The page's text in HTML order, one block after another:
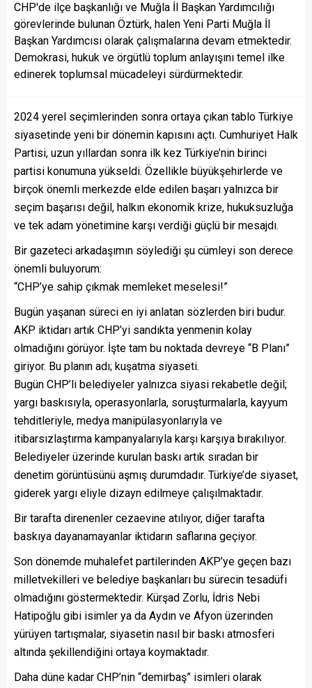
CHP'de ilçe başkanlığı ve Muğla İl Başkan Yardımcılığı
görevlerinde bulunan Öztürk, halen Yeni Parti Muğla İl
Başkan Yardımcısı olarak çalışmalarına devam etmektedir.
Demokrasi, hukuk ve örgütlü toplum anlayışını temel ilke
edinerek toplumsal mücadeleyi sürdürmektedir.
2024 yerel seçimlerinden sonra ortaya çıkan tablo Türkiye
siyasetinde yeni bir dönemin kapısını açtı. Cumhuriyet Halk
Partisi, uzun yıllardan sonra ilk kez Türkiye’nin birinci
partisi konumuna yükseldi. Özellikle büyükşehirlerde ve
birçok önemli merkezde elde edilen başarı yalnızca bir
seçim başarısı değil, halkın ekonomik krize, hukuksuzluğa
ve tek adam yönetimine karşı verdiği güçlü bir mesajdı.
Bir gazeteci arkadaşımın söylediği şu cümleyi son derece
önemli buluyorum:
“CHP’ye sahip çıkmak memleket meselesi!”
Bugün yaşanan süreci en iyi anlatan sözlerden biri budur.
AKP iktidarı artık CHP’yi sandıkta yenmenin kolay
olmadığını görüyor. İşte tam bu noktada devreye “B Planı”
giriyor. Bu planın adı; kuşatma siyaseti.
Bugün CHP’li belediyeler yalnızca siyasi rekabetle değil;
yargı baskısıyla, operasyonlarla, soruşturmalarla, kayyum
tehditleriyle, medya manipülasyonlarıyla ve
itibarsızlaştırma kampanyalarıyla karşı karşıya bırakılıyor.
Belediyeler üzerinde kurulan baskı artık sıradan bir
denetim görüntüsünü aşmış durumdadır. Türkiye’de siyaset,
giderek yargı eliyle dizayn edilmeye çalışılmaktadır.
Bir tarafta direnenler cezaevine atılıyor, diğer tarafta
baskıya dayanamayanlar iktidarın saflarına geçiyor.
Son dönemde muhalefet partilerinden AKP’ye geçen bazı
milletvekilleri ve belediye başkanları bu sürecin tesadüfi
olmadığını göstermektedir. Kürşad Zorlu, İdris Nebi
Hatipoğlu gibi isimler ya da Aydın ve Afyon üzerinden
yürüyen tartışmalar, siyasetin nasıl bir baskı atmosferi
altında şekillendiğini ortaya koymaktadır.
Daha düne kadar CHP’nin “demirbaş” isimleri olarak